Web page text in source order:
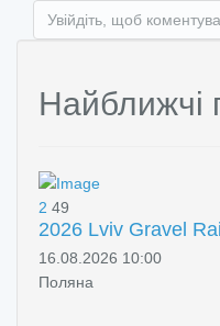
Увійдіть, щоб
Найближчі
2 49
2026 Lviv Gravel
16.08.2026 10:00
Поляна